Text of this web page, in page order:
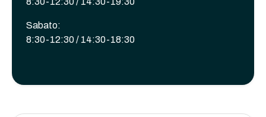
Sabato:
8:30-12:30 / 14:30-18:30